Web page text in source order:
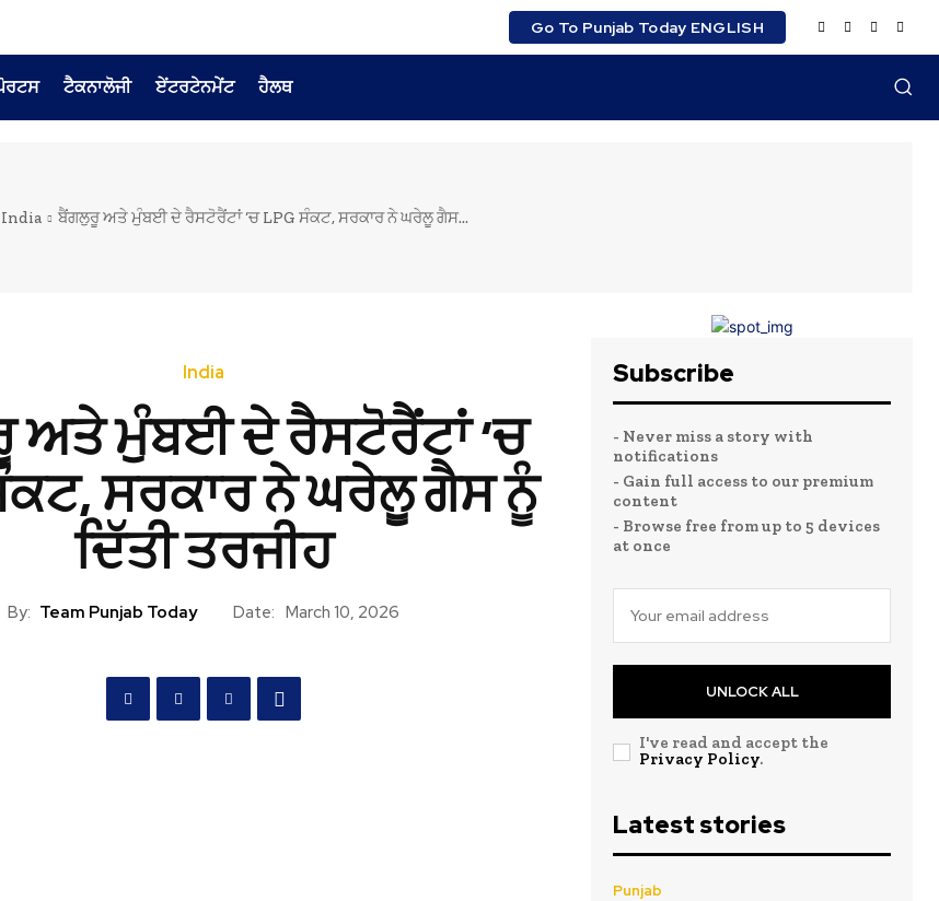
Go To Punjab Today ENGLISH
ਟੈਕਨਾਲੋਜੀ ਏਂਟਰਟੇਨਮੇਂਟ ਹੈਲਥ
India ਬੈਂਗਲੁਰੂ ਅਤੇ ਮੁੰਬਈ ਦੇ ਰੈਸਟੋਰੈਂਟਾਂ ‘ਚ LPG ਸੰਕਟ, ਸਰਕਾਰ ਨੇ ਘਰੇਲੂ ਗੈਸ...
India
ਅਤੇ ਮੁੰਬਈ ਦੇ ਰੈਸਟੋਰੈਂਟਾਂ ‘ਚ
ਸਰਕਾਰ ਨੇ ਘਰੇਲੂ ਗੈਸ ਨੂੰ
ਦਿੱਤੀ ਤਰਜੀਹ
By: Team Punjab Today Date: March 10, 2026
Subscribe
- Never miss a story with
notifications
- Gain full access to our premium
content
- Browse free from up to 5 devices
at once
UNLOCK ALL
I've read and accept the
Privacy Policy.
Latest stories
Punjab